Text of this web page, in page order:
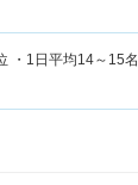
・1日平均14～15名